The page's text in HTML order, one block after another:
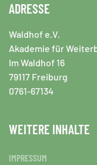
ADRESSE
Waldhof e.V.
Akademie für
Im Waldhof 16
79117 Freiburg
0761-67134
WEITERE INHALTE
IMPRESSUM